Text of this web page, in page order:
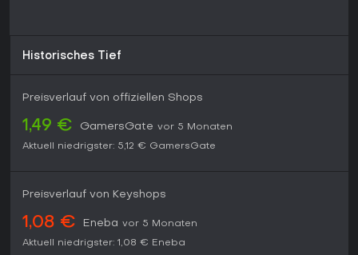
Historisches Tief
Preisverlauf von offiziellen Shops
1,49 € GamersGate vor 5 Monaten
Aktuell niedrigster: 5,12 € GamersGate
Preisverlauf von Keyshops
1,08 € Eneba vor 5 Monaten
Aktuell niedrigster: 1,08 € Eneba